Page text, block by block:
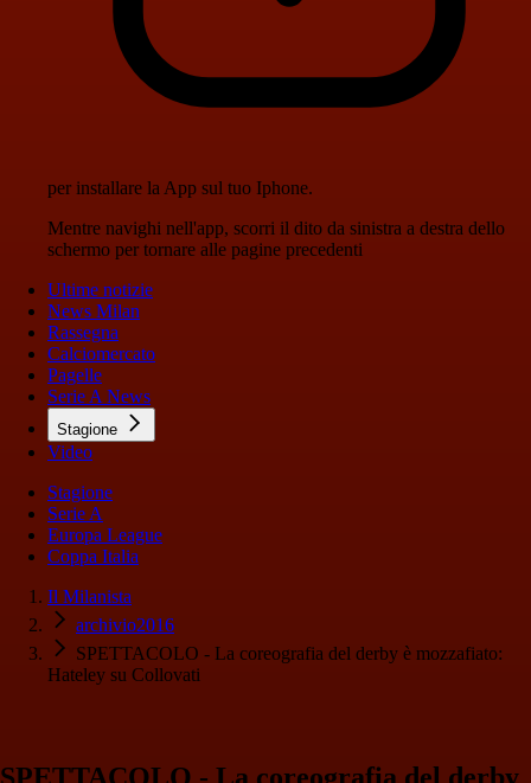
per installare la App sul tuo Iphone.
Mentre navighi nell'app, scorri il dito da sinistra a destra dello
schermo per tornare alle pagine precedenti
Ultime notizie
News Milan
Rassegna
Calciomercato
Pagelle
Serie A News
Stagione
Video
Stagione
Serie A
Europa League
Coppa Italia
Il Milanista
archivio2016
SPETTACOLO - La coreografia del derby è mozzafiato:
Hateley su Collovati